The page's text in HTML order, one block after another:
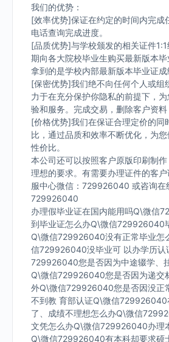
我们的优势：
[效率优势]保证在约定的时间内完成
电话查询完成进度。
[品质优势]与学校颁发的相关证件
期向各大院校毕业生购买最新版本
拿到的是学校内部最新版本毕业证成
[保密优势]我们绝不向任何个人或组
力于在充分保护你隐私的前提下，
验和服务。完成交易，删除客户资料
[价格优势]我们在保证合理定价的同
比，通过品质和效率不断优化，为
性价比。
本公司还可以按照客户原版印刷制
理想的要求。有需要办理证件的客
服中心微信：729926040 或咨询在
729926040
办理假毕业证在国内能用吗Q\微信
到毕业证怎么办Q\微信729926040
Q\微信729926040没有正常毕业怎
信729926040没毕业可 以办学历认
729926040您是否因为中途辍学、
Q\微信729926040您是否因为递交
外Q\微信729926040您是否因没正
不到教 育部认证Q\微信729926040
了、成绩不理想怎么办Q\微信
文凭怎么办Q\微信729926040办理
Q\微信729926040有本科却要求硕